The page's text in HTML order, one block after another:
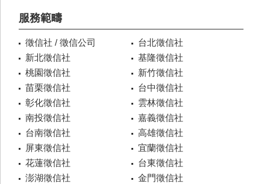
服務範疇
徵信社 / 徵信公司
台北徵信社
新北徵信社
基隆徵信社
桃園徵信社
新竹徵信社
苗栗徵信社
台中徵信社
彰化徵信社
雲林徵信社
南投徵信社
嘉義徵信社
台南徵信社
高雄徵信社
屏東徵信社
宜蘭徵信社
花蓮徵信社
台東徵信社
澎湖徵信社
金門徵信社